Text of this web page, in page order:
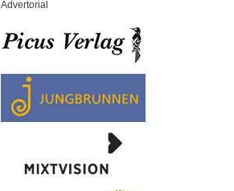
Advertorial